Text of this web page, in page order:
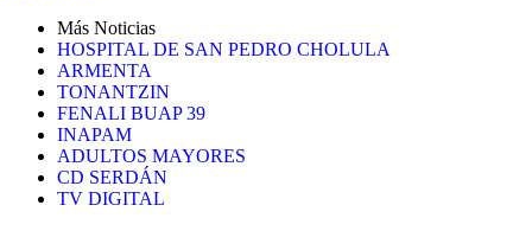
Más Noticias
HOSPITAL DE SAN PEDRO CHOLULA
ARMENTA
TONANTZIN
FENALI BUAP 39
INAPAM
ADULTOS MAYORES
CD SERDÁN
TV DIGITAL